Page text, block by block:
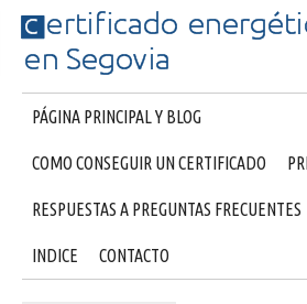
PÁGINA PRINCIPAL Y BLOG
COMO CONSEGUIR UN CERTIFICADO
RESPUESTAS A PREGUNTAS FRECUENTES
INDICE CONTACTO